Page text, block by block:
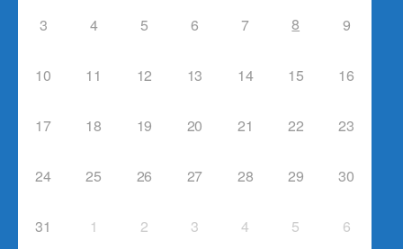
3 4 5 6 7 8 9
10 11 12 13 14 15 16
17 18 19 20 21 22 23
24 25 26 27 28 29 30
31 1 2 3 4 5 6